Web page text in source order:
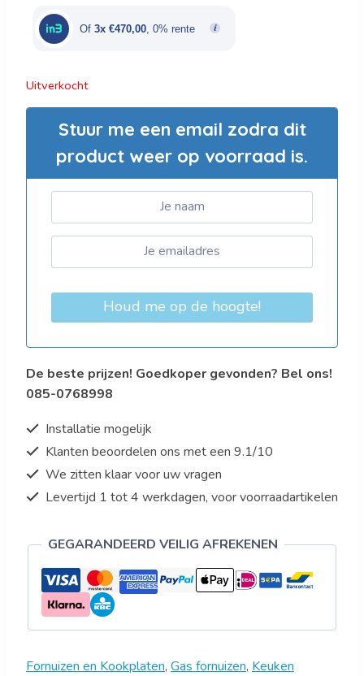
€2.350,00.
€1.410,00.
Of 3x €470,00 , 0% rente
Uitverkocht
Stuur me een email zodra dit
product weer op voorraad is.
Houd me op de hoogte!
De beste prijzen! Goedkoper gevonden? Bel ons!
085-0768998
Installatie mogelijk
Klanten beoordelen ons met een 9.1/10
We zitten klaar voor uw vragen
Levertijd 1 tot 4 werkdagen, voor voorraadartikelen
GEGARANDEERD VEILIG AFREKENEN
Fornuizen en Kookplaten, Gas fornuizen, Keuken